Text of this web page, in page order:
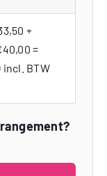
+
=
incl. BTW